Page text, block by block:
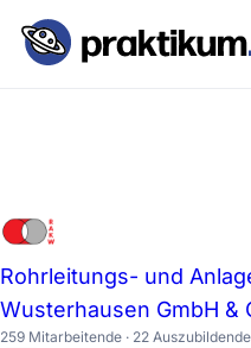
Rohrleitungs- und
Wusterhausen GmbH &
259 Mitarbeitende · 22 Auszubildende